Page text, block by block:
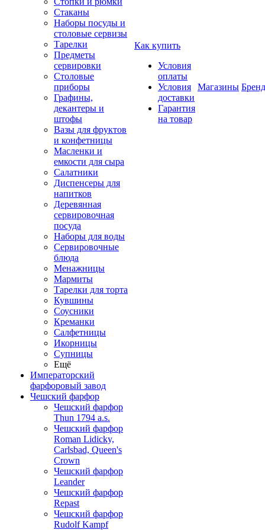
Стаканы
Наборы посуды и
столовые сервизы
Тарелки
Предметы
сервировки
Столовые
приборы
Графины,
декантеры и
штофы
Вазы для фруктов
и конфетницы
Масленки и
емкости для сыра
Салатники
Диспенсеры для
напитков
Деревянная
сервировочная
посуда
Наборы для воды
Сервировочные
блюда
Менажницы
Мармиты
Тарелки для торта
Кувшины
Соусники
Креманки
Салфетницы
Икорницы
Супницы
Ещё
Императорский
фарфоровый завод
Чешский фарфор
Чешский фарфор
Thun 1794 a.s.
Чешский фарфор
Roman Lidicky,
Carlsbad, Queen's
Crown
Чешский фарфор
Leander
Чешский фарфор
Repast
Чешский фарфор
Rudolf Kampf
Как купить
Условия
оплаты
Условия
доставки
Гарантия
на товар
Магазины